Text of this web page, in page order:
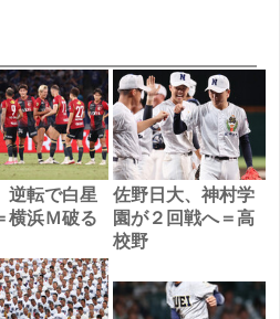
逆転で白星
横浜Ｍ破る
佐野日大、神村学
園が２回戦へ＝高
校野